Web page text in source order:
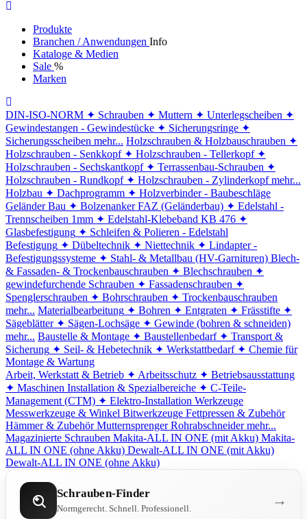
Produkte
Branchen / Anwendungen Info
Kataloge & Medien
Sale %
Marken
DIN-ISO-NORM ✦ Schrauben ✦ Muttern ✦ Unterlegscheiben ✦
Gewindestangen - Gewindestücke ✦ Sicherungsringe ✦
Sicherungsscheiben mehr... Holzschrauben & Holzbauschrauben ✦
Holzschrauben - Senkkopf ✦ Holzschrauben - Tellerkopf ✦
Holzschrauben - Sechskantkopf ✦ Terrassenbau-Schrauben ✦
Holzschrauben - Rundkopf ✦ Holzschrauben - Zylinderkopf mehr...
Holzbau ✦ Dachprogramm ✦ Holzverbinder - Baubeschläge
Geländer Bau ✦ Bolzenanker FAZ (Geländerbau) ✦ Edelstahl -
Trennscheiben 1mm ✦ Edelstahl-Klebeband KB 476 ✦
Glasbefestigung ✦ Schleifen & Polieren - Edelstahl
Befestigung ✦ Dübeltechnik ✦ Niettechnik ✦ Lindapter -
Befestigungssysteme ✦ Stahl- & Metallbau (HV-Garnituren) Blech-
& Fassaden- & Trockenbauschrauben ✦ Blechschrauben ✦
gewindefurchende Schrauben ✦ Fassadenschrauben ✦
Spenglerschrauben ✦ Bohrschrauben ✦ Trockenbauschrauben
mehr... Materialbearbeitung ✦ Bohren ✦ Entgraten ✦ Frässtifte ✦
Sägeblätter ✦ Sägen-Lochsäge ✦ Gewinde (bohren & schneiden)
mehr... Baustelle & Montage ✦ Baustellenbedarf ✦ Transport &
Sicherung ✦ Seil- & Hebetechnik ✦ Werkstattbedarf ✦ Chemie für
Montage & Wartung
Arbeit, Werkstatt & Betrieb ✦ Arbeitsschutz ✦ Betriebsausstattung
✦ Maschinen Installation & Spezialbereiche ✦ C-Teile-
Management (CTM) ✦ Elektro-Installation Werkzeuge
Messwerkzeuge & Winkel Bitwerkzeuge Fettpressen & Zubehör
Hämmer & Zubehör Mutternsprenger Rohrabschneider mehr...
Magazinierte Schrauben Makita-ALL IN ONE (mit Akku) Makita-
ALL IN ONE (ohne Akku) Dewalt-ALL IN ONE (mit Akku)
Dewalt-ALL IN ONE (ohne Akku)
Schrauben-Finder
Normgerecht. Schnell. Professionell. →